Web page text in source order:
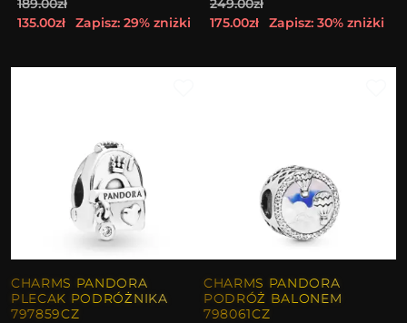
189.00zł
135.00zł
Zapisz: 29% zniżki
249.00zł
175.00zł
Zapisz: 30% zniżki
CHARMS PANDORA
PLECAK PODRÓŻNIKA
797859CZ
CHARMS PANDORA
PODRÓŻ BALONEM
798061CZ